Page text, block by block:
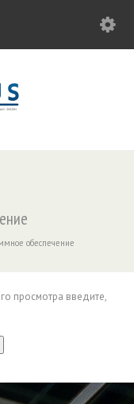
обеспечение
просмотра введите,